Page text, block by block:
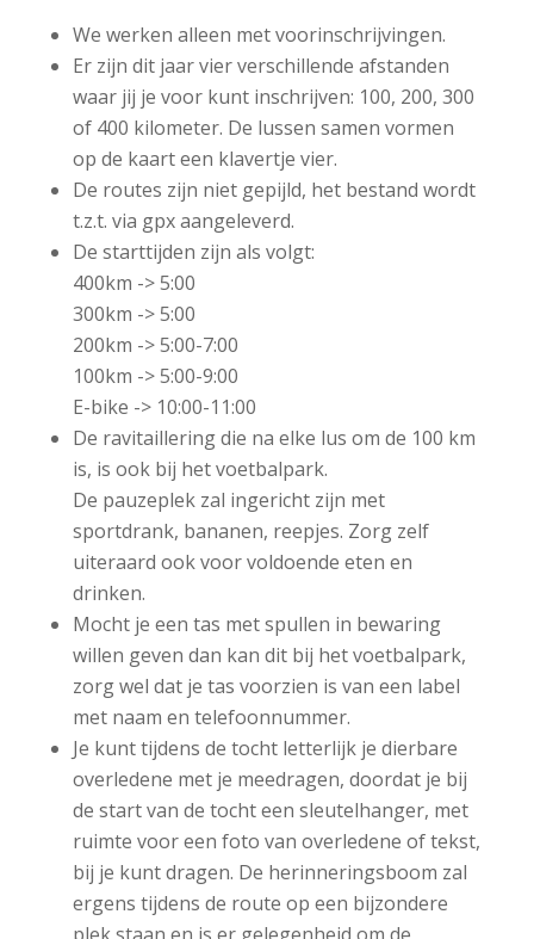
We werken alleen met voorinschrijvingen.
Er zijn dit jaar vier verschillende afstanden
waar jij je voor kunt inschrijven: 100, 200, 300
of 400 kilometer. De lussen samen vormen
op de kaart een klavertje vier.
De routes zijn niet gepijld, het bestand wordt
t.z.t. via gpx aangeleverd.
De starttijden zijn als volgt:
400km -> 5:00
300km -> 5:00
200km -> 5:00-7:00
100km -> 5:00-9:00
E-bike -> 10:00-11:00
De ravitaillering die na elke lus om de 100 km
is, is ook bij het voetbalpark.
De pauzeplek zal ingericht zijn met
sportdrank, bananen, reepjes. Zorg zelf
uiteraard ook voor voldoende eten en
drinken.
Mocht je een tas met spullen in bewaring
willen geven dan kan dit bij het voetbalpark,
zorg wel dat je tas voorzien is van een label
met naam en telefoonnummer.
Je kunt tijdens de tocht letterlijk je dierbare
overledene met je meedragen, doordat je bij
de start van de tocht een sleutelhanger, met
ruimte voor een foto van overledene of tekst,
bij je kunt dragen. De herinneringsboom zal
ergens tijdens de route op een bijzondere